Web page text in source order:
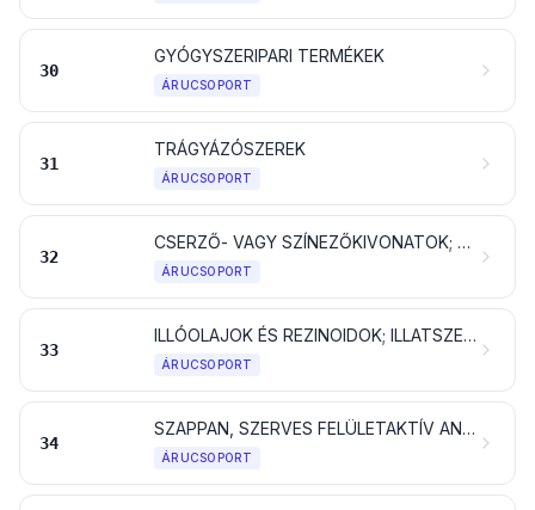
30
GYÓGYSZERIPARI TERMÉKEK
ÁRUCSOPORT
31
TRÁGYÁZÓSZEREK
ÁRUCSOPORT
32
CSERZŐ- VAGY SZÍNEZŐKIVONATOK; TANNINOK ÉS SZÁRMAZÉKAIK; SZÍNEZÉKEK, PIGMENTEK ÉS MÁS SZÍNEZŐ ANYAGOK; FESTÉKEK ÉS LAKKOK; GITT ÉS MÁS MASZTIX (SIMÍTÓ- ÉS TÖMÍTŐANYAGOK); TINTÁK
ÁRUCSOPORT
33
ILLÓOLAJOK ÉS REZINOIDOK; ILLATSZEREK, SZÉPSÉG- VAGY TESTÁPOLÓ KÉSZÍTMÉNYEK
ÁRUCSOPORT
34
SZAPPAN, SZERVES FELÜLETAKTÍV ANYAGOK, MOSÓSZEREK, KENŐANYAGOK, MŰVIASZOK, ELKÉSZÍTETT VIASZOK, FÉNYESÍTŐ- VAGY POLÍROZÓANYAGOK, GYERTYA ÉS HASONLÓ TERMÉKEK, MINTÁZÓPASZTA, „FOGÁSZATI VIASZ” ÉS GIPSZALAPÚ FOGÁSZATI KÉSZÍTMÉNYEK
ÁRUCSOPORT